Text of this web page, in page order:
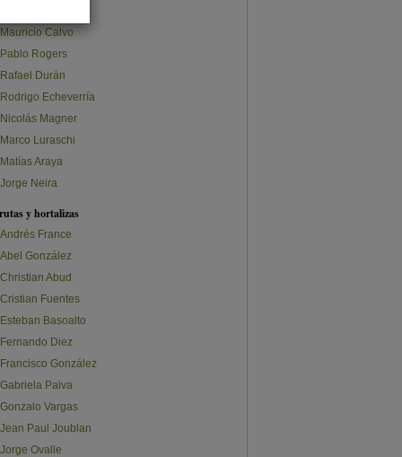
Mauricio Calvo
Pablo Rogers
Rafael Durán
Rodrigo Echeverría
Nicolás Magner
Marco Luraschi
Matías Araya
Jorge Neira
y hortalizas
Andrés France
Abel González
Christian Abud
Cristian Fuentes
Esteban Basoalto
Fernando Diez
Francisco González
Gabriela Paiva
Gonzalo Vargas
Jean Paul Joublan
Jorge Ovalle